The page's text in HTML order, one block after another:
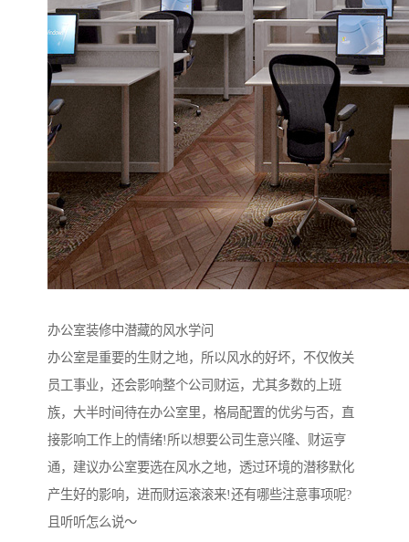
办公室装修中潜藏的风水学问
办公室是重要的生财之地，所以风水的好坏，不仅攸关
员工事业，还会影响整个公司财运，尤其多数的上班
族，大半时间待在办公室里，格局配置的优劣与否，直
接影响工作上的情绪!所以想要公司生意兴隆、财运亨
通，建议办公室要选在风水之地，透过环境的潜移默化
产生好的影响，进而财运滚滚来!还有哪些注意事项呢?
且听听怎么说〜